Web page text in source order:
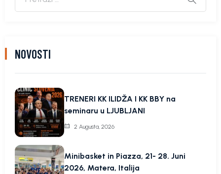
NOVOSTI
TRENERI KK ILIDŽA I KK BBY na
seminaru u LJUBLJANI
2 Augusta, 2026
Minibasket in Piazza, 21- 28. Juni
2026, Matera, Italija